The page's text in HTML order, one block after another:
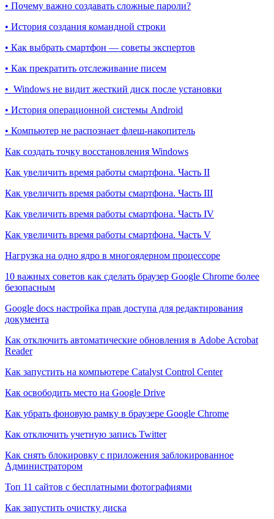
• Почему важно создавать сложные пароли?
• История создания командной строки
• Как выбрать смартфон — советы экспертов
• Как прекратить отслеживание писем
• Windows не видит жесткий диск после установки
• История операционной системы Android
• Компьютер не распознает флеш-накопитель
Как создать точку восстановления Windows
Как увеличить время работы смартфона. Часть II
Как увеличить время работы смартфона. Часть III
Как увеличить время работы смартфона. Часть IV
Как увеличить время работы смартфона. Часть V
Нагрузка на одно ядро в многоядерном процессоре
10 важных советов как сделать браузер Google Chrome более
безопасным
Google docs настройка прав доступа для редактирования
документа
Как отключить автоматические обновления в Adobe Acrobat
Reader
Как запустить на компьютере Catalyst Control Center
Как освободить место на Google Drive
Как убрать фоновую рамку в браузере Google Chrome
Как отключить учетную запись Twitter
Как снять блокировку с приложения заблокированное
Администратором
Топ 11 сайтов с бесплатными фотографиями
Как запустить очистку диска